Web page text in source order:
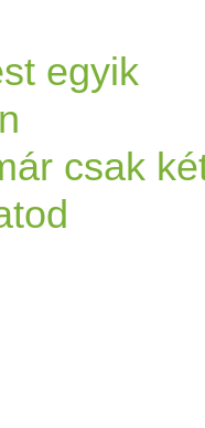
egyik
csak